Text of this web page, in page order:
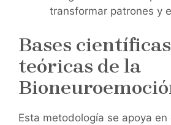
transformar patrones y
Bases
teóricas de la
Esta metodología se apoya en